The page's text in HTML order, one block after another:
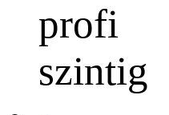
profi
szintig